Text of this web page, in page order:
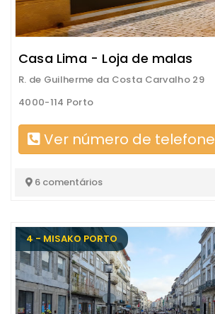
Casa Lima - Loja de malas
R. de Guilherme da Costa Carvalho 29
4000-114 Porto
Ver número de telefone
6 comentários
4 - MISAKO PORTO